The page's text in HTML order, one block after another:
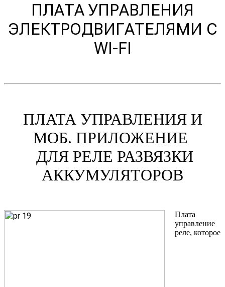
ПЛАТА УПРАВЛЕНИЯ
ЭЛЕКТРОДВИГАТЕЛЯМИ C
WI-FI
ПЛАТА УПРАВЛЕНИЯ И
МОБ. ПРИЛОЖЕНИЕ
ДЛЯ РЕЛЕ РАЗВЯЗКИ
АККУМУЛЯТОРОВ
Плата
управление
реле, которое